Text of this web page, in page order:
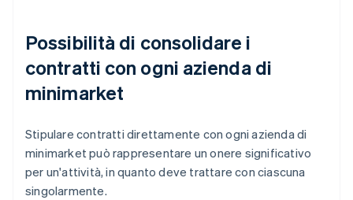
Possibilità di consolidare i
contratti con ogni azienda di
minimarket
Stipulare contratti direttamente con ogni azienda di
minimarket può rappresentare un onere significativo
per un'attività, in quanto deve trattare con ciascuna
singolarmente.